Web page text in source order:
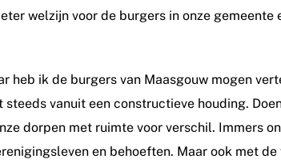
welzijn voor de burgers in onze
heb ik de burgers van Maasgouw mogen
vanuit een constructieve houding.
dorpen met ruimte voor verschil. Immers
en behoeften. Maar ook met